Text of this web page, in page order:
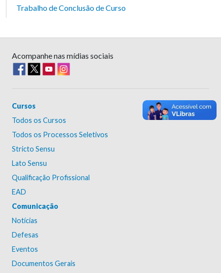
Trabalho de Conclusão de Curso
Acompanhe nas mídias sociais
Cursos
Todos os Cursos
Todos os Processos Seletivos
Stricto Sensu
Lato Sensu
Qualificação Profissional
EAD
Comunicação
Notícias
Defesas
Eventos
Documentos Gerais